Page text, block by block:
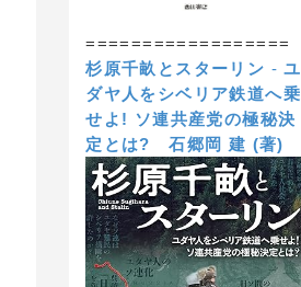
==================
杉原千畝とスターリン -ユ
ダヤ人をシベリア鉄道へ乗
せよ! ソ連共産党の極秘決
定とは?
石郷岡 建 (著)